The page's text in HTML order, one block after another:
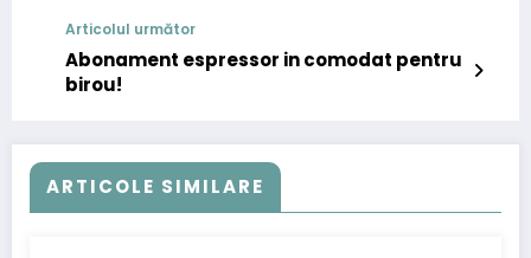
Articolul următor
Abonament espressor in comodat pentru
birou!
ARTICOLE SIMILARE